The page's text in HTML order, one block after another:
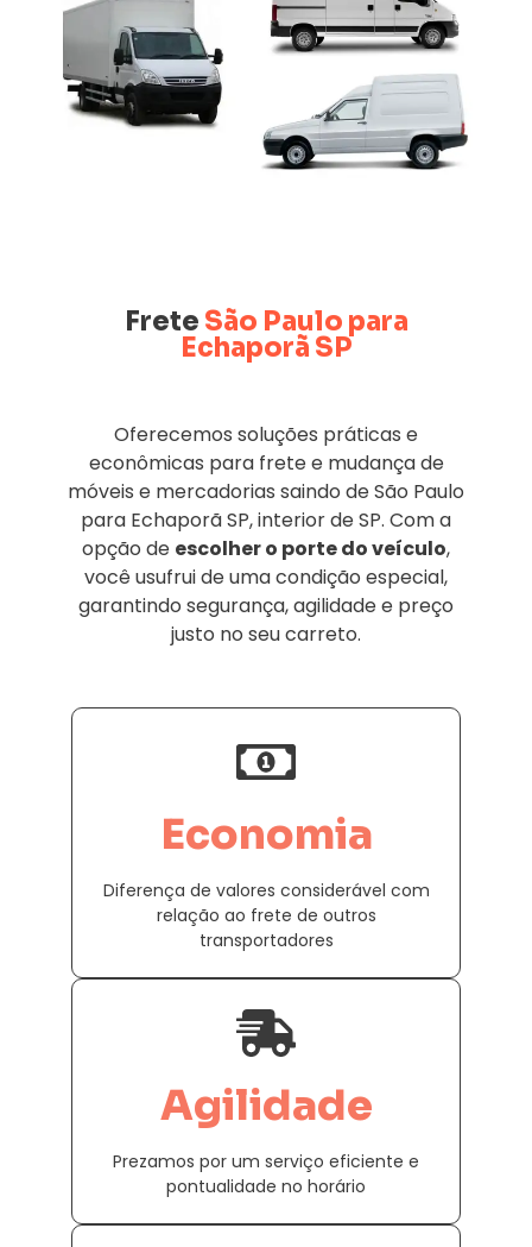
Frete São Paulo para
Echaporã SP
Oferecemos soluções práticas e
econômicas para frete e mudança de
móveis e mercadorias saindo de São Paulo
para Echaporã SP, interior de SP. Com a
opção de escolher o porte do veículo,
você usufrui de uma condição especial,
garantindo segurança, agilidade e preço
justo no seu carreto.
Economia
Diferença de valores considerável com
relação ao frete de outros
transportadores
Agilidade
Prezamos por um serviço eficiente e
pontualidade no horário